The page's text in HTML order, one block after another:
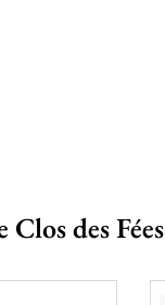
des Fées